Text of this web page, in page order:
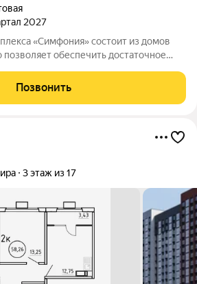
2027
«Симфония» состоит из домов
позволяет обеспечить достаточное
квартиры с уже готовой базовой
живите! ЖК
Позвонить
3 этаж из 17